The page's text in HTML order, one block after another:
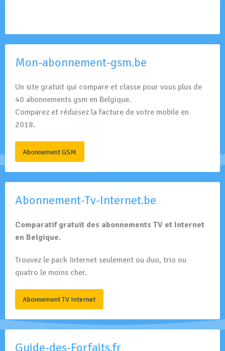
Mon-abonnement-gsm.be
Un site gratuit qui compare et classe pour vous plus de
40 abonnements gsm en Belgique.
Comparez et réduisez la facture de votre mobile en
2018.
Abonnement GSM
Abonnement-Tv-Internet.be
Comparatif gratuit des abonnements TV et Internet
en Belgique.
Trouvez le pack Internet seulement ou duo, trio ou
quatro le moins cher.
Abonnement TV Internet
Guide-des-Forfaits.fr